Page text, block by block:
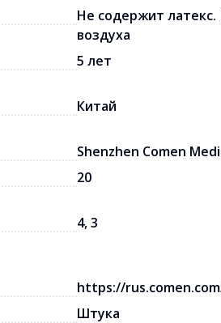
Не содержит
воздуха
5 лет
Китай
Shenzhen Comen
20
4, 3
https://
Штука